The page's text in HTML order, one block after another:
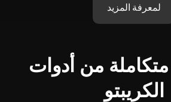
لمعرفة المزيد
من أدوات
الكريبتو